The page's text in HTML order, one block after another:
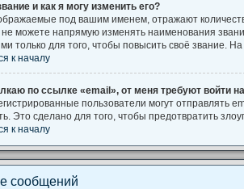
и как я могу изменить его?
под вашим именем, отражают
можете напрямую изменять наименования
только для того, чтобы повысить своё звание.
к началу
по ссылке «email», от меня требуют войти
пользователи могут
Это сделано для того, чтобы предотвратить
к началу
сообщений